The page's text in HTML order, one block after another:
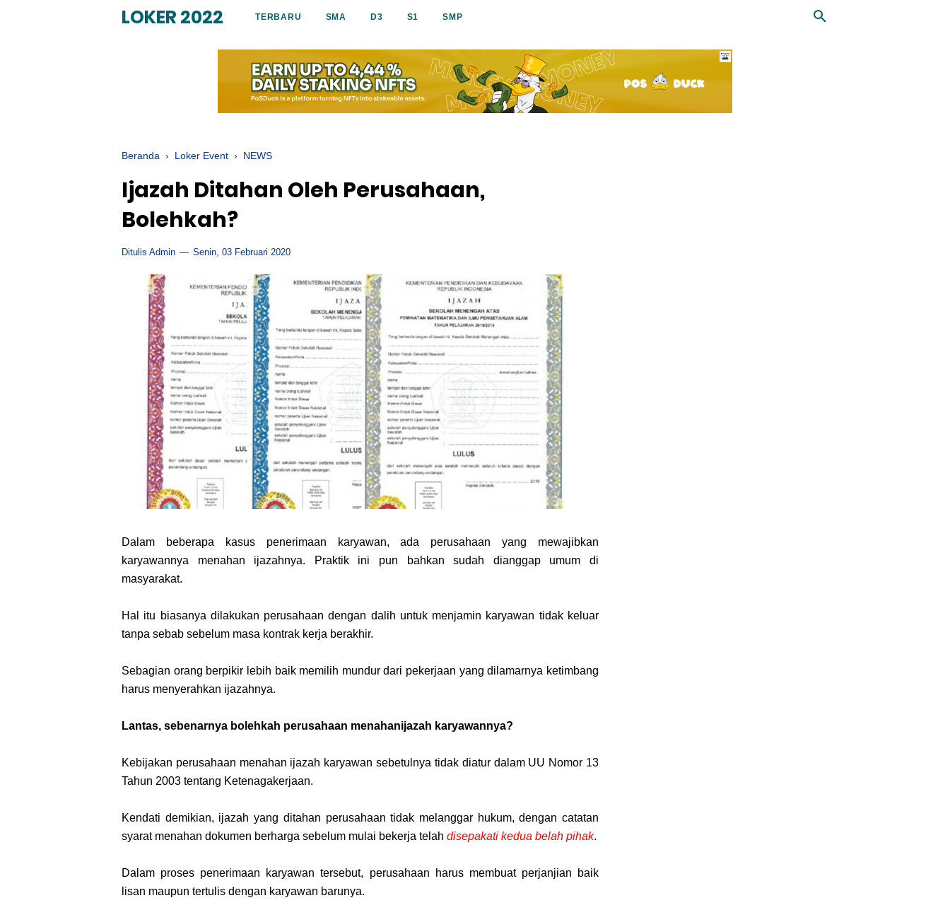
LOKER 2022 TERBARU SMA D3 S1 SMP
Beranda › Loker Event › NEWS
Ijazah Ditahan Oleh Perusahaan,
Bolehkah?
Ditulis Admin Senin, 03 Februari 2020
Dalam beberapa kasus penerimaan karyawan, ada perusahaan yang mewajibkan
karyawannya menahan ijazahnya. Praktik ini pun bahkan sudah dianggap umum di
masyarakat.
Hal itu biasanya dilakukan perusahaan dengan dalih untuk menjamin karyawan tidak keluar
tanpa sebab sebelum masa kontrak kerja berakhir.
Sebagian orang berpikir lebih baik memilih mundur dari pekerjaan yang dilamarnya ketimbang
harus menyerahkan ijazahnya.
Lantas, sebenarnya bolehkah perusahaan menahanijazah karyawannya?
Kebijakan perusahaan menahan ijazah karyawan sebetulnya tidak diatur dalam UU Nomor 13
Tahun 2003 tentang Ketenagakerjaan.
Kendati demikian, ijazah yang ditahan perusahaan tidak melanggar hukum, dengan catatan
syarat menahan dokumen berharga sebelum mulai bekerja telah disepakati kedua belah pihak.
Dalam proses penerimaan karyawan tersebut, perusahaan harus membuat perjanjian baik
lisan maupun tertulis dengan karyawan barunya.